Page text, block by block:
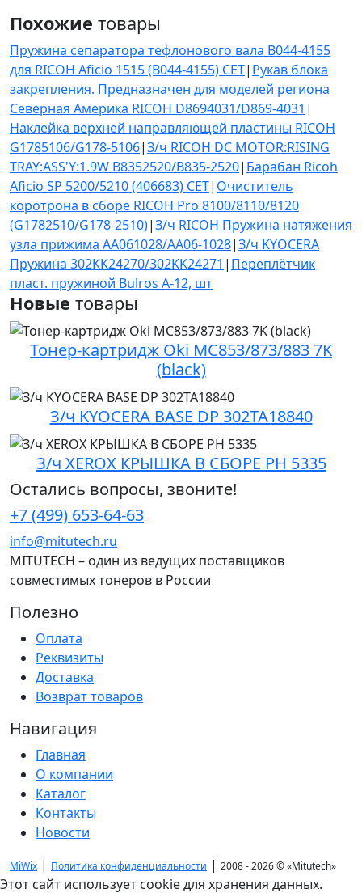
Похожие товары
Пружина сепаратора тефлонового вала B044-4155
для RICOH Aficio 1515 (B044-4155) CET| Рукав блока
закрепления. Предназначен для моделей региона
Северная Америка RICOH D8694031/D869-4031 |
Наклейка верхней направляющей пластины RICOH
G1785106/G178-5106|З/ч RICOH DC MOTOR:RISING
TRAY:ASS'Y:1.9W B8352520/B835-2520| Барабан Ricoh
Aficio SP 5200/5210 (406683) CET| Очиститель
коротрона в сборе RICOH Pro 8100/8110/8120
(G1782510/G178-2510)|З/ч RICOH Пружина натяжения
узла прижима AA061028/AA06-1028|З/ч KYOCERA
Пружина 302KK24270/302KK24271 | Переплётчик
пласт. пружиной Bulros A-12, шт
Новые товары
Тонер-картридж Oki MC853/873/883 7K
(black)
З/ч KYOCERA BASE DP 302TA18840
З/ч XEROX КРЫШКА В СБОРЕ PH 5335
Остались вопросы, звоните!
+7 (499) 653-64-63
info@mitutech.ru
MITUTECH – один из ведущих поставщиков
совместимых тонеров в России
Полезно
Оплата
Реквизиты
Доставка
Возврат товаров
Навигация
Главная
О компании
Каталог
Контакты
Новости
MiWix | Политика конфиденциальности | 2008 - 2026 ©«Mitutech»
Этот сайт использует cookie для хранения данных.